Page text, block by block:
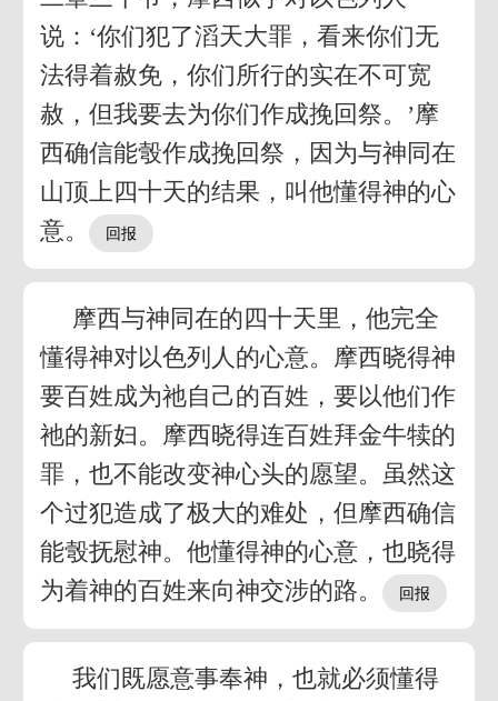
说：‘你们犯了滔天大罪，看来你们无
法得着赦免，你们所行的实在不可宽
赦，但我要去为你们作成挽回祭。’摩
西确信能彀作成挽回祭，因为与神同在
山顶上四十天的结果，叫他懂得神的心
意。
摩西与神同在的四十天里，他完全
懂得神对以色列人的心意。摩西晓得神
要百姓成为祂自己的百姓，要以他们作
祂的新妇。摩西晓得连百姓拜金牛犊的
罪，也不能改变神心头的愿望。虽然这
个过犯造成了极大的难处，但摩西确信
能彀抚慰神。他懂得神的心意，也晓得
为着神的百姓来向神交涉的路。
我们既愿意事奉神，也就必须懂得